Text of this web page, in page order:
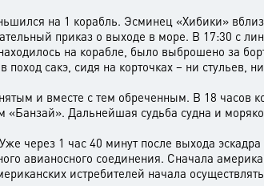
на 1 корабль. Эсминец «Хибики»
приказ о выходе в море. В 17:30 с
на корабле, было выброшено за
сакэ, сидя на корточках – ни стульев,
и вместе с тем обреченным. В 18
«Банзай». Дальнейшая судьба судна и
через 1 час 40 минут после выхода
авианосного соединения. Сначала
истребителей начала